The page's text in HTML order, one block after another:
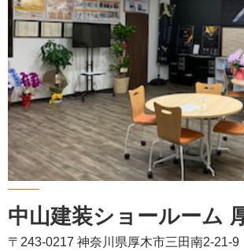
中山建装ショールーム
〒243-0217 神奈川県厚木市三田南2-21-9